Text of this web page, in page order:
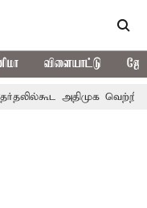
விளையாட்டு
அதிமுக